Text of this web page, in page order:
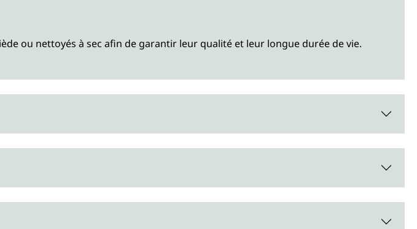
ou nettoyés à sec afin de garantir leur qualité et leur longue durée de vie.